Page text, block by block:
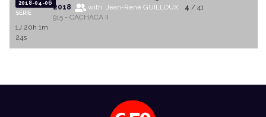
2018-04-06
SERIE
2018
with Jean-René GUILLOUX
915 - CACHACA II
4 / 41
1J 20h 1m
24s